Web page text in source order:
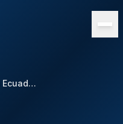
ERP para PYMEs en Ecuador: Guía Completa para Elegir, Implementar y Pagar Solo lo Necesario